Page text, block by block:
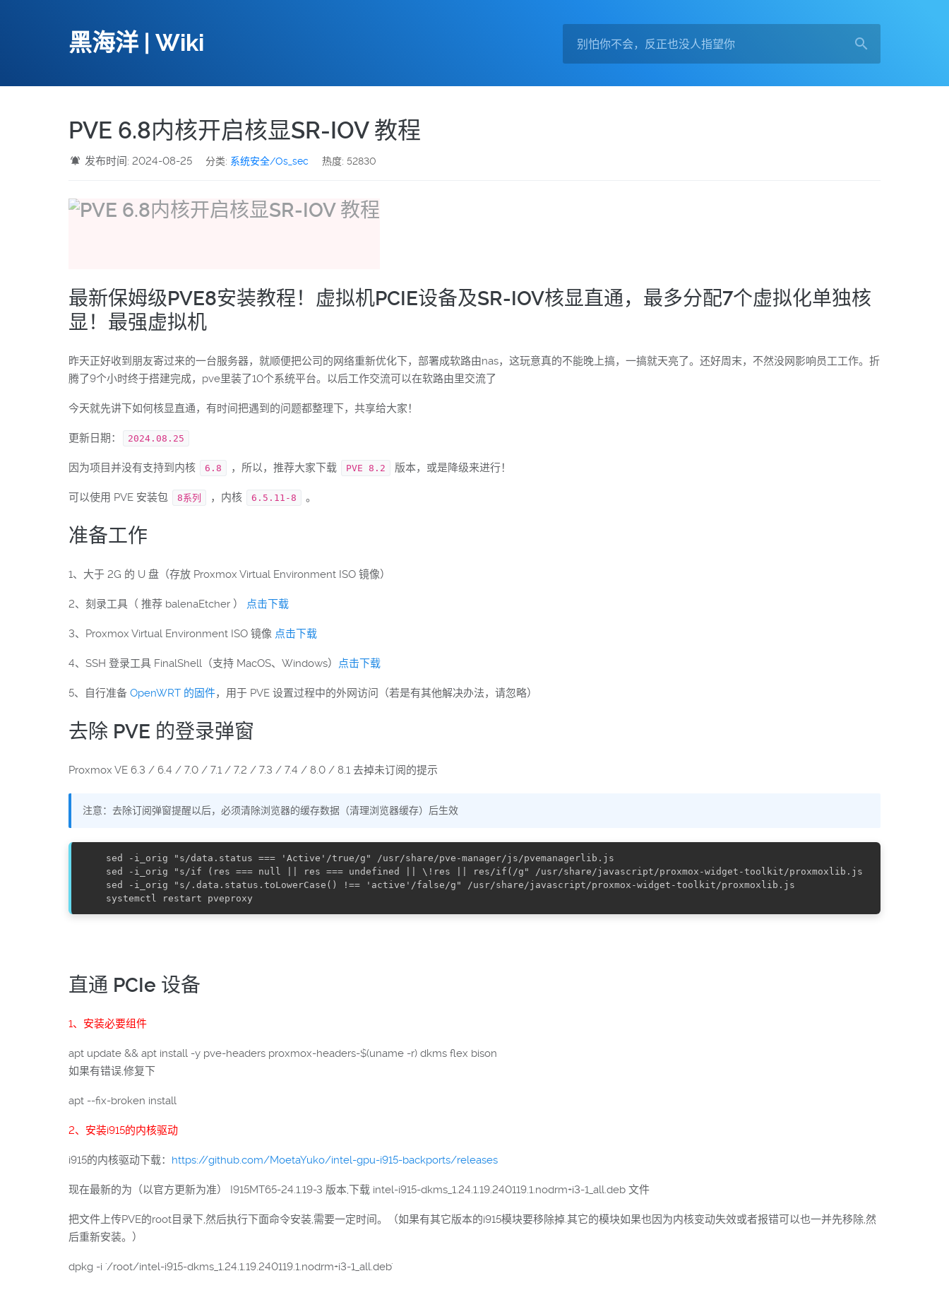
黑海洋 | Wiki
PVE 6.8内核开启核显SR-IOV 教程
发布时间: 2024-08-25 分类: 系统安全/Os_sec 热度: 52830
最新保姆级PVE8安装教程！虚拟机PCIE设备及SR-IOV核显直通，最多分配7个虚拟化单独核
显！最强虚拟机
昨天正好收到朋友寄过来的一台服务器，就顺便把公司的网络重新优化下，部署成软路由nas，这玩意真的不能晚上搞，一搞就天亮了。还好周末，不然没网影响员工工作。折
腾了9个小时终于搭建完成，pve里装了10个系统平台。以后工作交流可以在软路由里交流了
今天就先讲下如何核显直通，有时间把遇到的问题都整理下，共享给大家！
更新日期： 2024.08.25
因为项目并没有支持到内核 6.8 ，所以，推荐大家下载 PVE 8.2 版本，或是降级来进行！
可以使用 PVE 安装包 8系列 ，内核 6.5.11-8 。
准备工作
1、大于 2G 的 U 盘（存放 Proxmox Virtual Environment ISO 镜像）
2、刻录工具（ 推荐 balenaEtcher ） 点击下载
3、Proxmox Virtual Environment ISO 镜像 点击下载
4、SSH 登录工具 FinalShell（支持 MacOS、Windows） 点击下载
5、自行准备 OpenWRT 的固件，用于 PVE 设置过程中的外网访问（若是有其他解决办法，请忽略）
去除 PVE 的登录弹窗
Proxmox VE 6.3 / 6.4 / 7.0 / 7.1 / 7.2 / 7.3 / 7.4 / 8.0 / 8.1 去掉未订阅的提示
注意：去除订阅弹窗提醒以后，必须清除浏览器的缓存数据（清理浏览器缓存）后生效
sed -i_orig "s/data.status === 'Active'/true/g" /usr/share/pve-manager/js/pvemanagerlib.js
sed -i_orig "s/if (res === null || res === undefined || \!res || res/if(/g" /usr/share/javascript/proxmox-widget-toolkit/proxmoxlib.js
sed -i_orig "s/.data.status.toLowerCase() !== 'active'/false/g" /usr/share/javascript/proxmox-widget-toolkit/proxmoxlib.js
直通 PCIe 设备
1、安装必要组件
apt update && apt install -y pve-headers proxmox-headers-$(uname -r) dkms flex bison
如果有错误,修复下
apt --fix-broken install
2、安装i915的内核驱动
i915的内核驱动下载： https://github.com/MoetaYuko/intel-gpu-i915-backports/releases
现在最新的为（以官方更新为准） I915MT65-24.1.19-3 版本,下载 intel-i915-dkms_1.24.1.19.240119.1.nodrm+i3-1_all.deb 文件
把文件上传PVE的root目录下,然后执行下面命令安装,需要一定时间。（如果有其它版本的i915模块要移除掉.其它的模块如果也因为内核变动失效或者报错可以也一并先移除,然
后重新安装。）
dpkg -i '/root/intel-i915-dkms_1.24.1.19.240119.1.nodrm+i3-1_all.deb'